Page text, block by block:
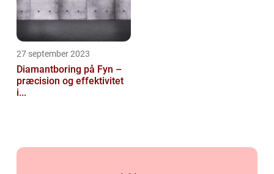
27 september 2023
Diamantboring på Fyn –
præcision og effektivitet
i...